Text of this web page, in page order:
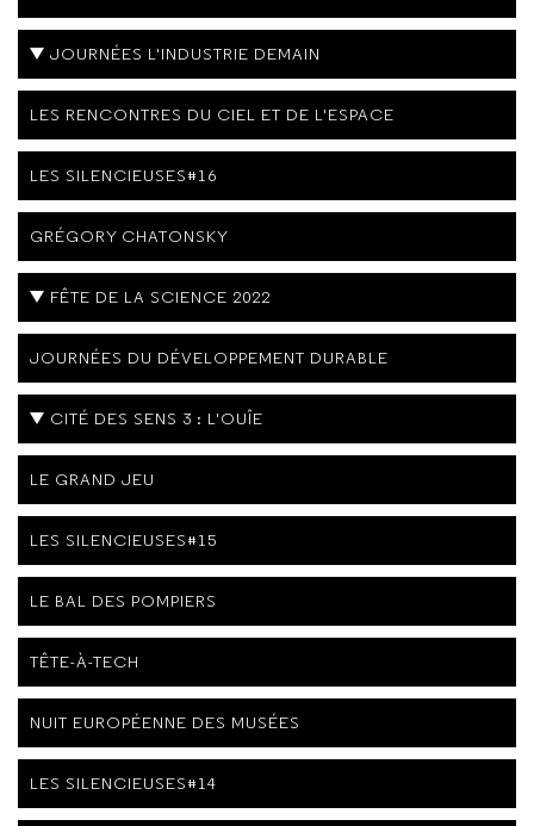
JOURNÉES L'INDUSTRIE DEMAIN
LES RENCONTRES DU CIEL ET DE L'ESPACE
LES SILENCIEUSES#16
GRÉGORY CHATONSKY
FÊTE DE LA SCIENCE 2022
JOURNÉES DU DÉVELOPPEMENT DURABLE
CITÉ DES SENS 3 : L'OUÎE
LE GRAND JEU
LES SILENCIEUSES#15
LE BAL DES POMPIERS
TÊTE-À-TECH
NUIT EUROPÉENNE DES MUSÉES
LES SILENCIEUSES#14